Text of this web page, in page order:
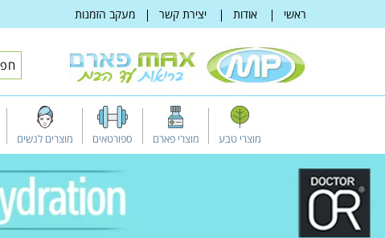
לתוכן
ראשי אודות יצירת קשר מעקב הזמנות
מוצרי טבע מוצרי פארם ספורטאים מוצרים לנשים